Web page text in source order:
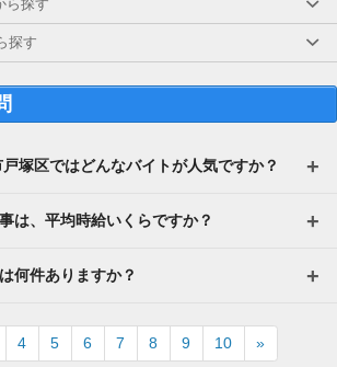
ら探す
探す
塚区ではどんなバイトが人気ですか？
は、平均時給いくらですか？
何件ありますか？
4 5 6 7 8 9 10 »Next